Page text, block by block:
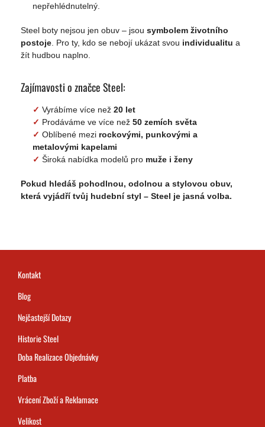
nepřehlédnutelný.
Steel boty nejsou jen obuv – jsou symbolem životního
postoje . Pro ty, kdo se nebojí ukázat svou individualitu a
žít hudbou naplno.
Zajímavosti o značce Steel:
✓ Vyrábíme více než 20 let
✓ Prodáváme ve více než 50 zemích světa
✓ Oblíbené mezi rockovými, punkovými a
metalovými kapelami
✓ Široká nabídka modelů pro muže i ženy
Pokud hledáš pohodlnou, odolnou a stylovou obuv,
která vyjádří tvůj hudební styl – Steel je jasná volba.
Kontakt
Blog
Nejčastejší Dotazy
Historie Steel
Doba Realizace Objednávky
Platba
Vrácení Zboží a Reklamace
Velikost